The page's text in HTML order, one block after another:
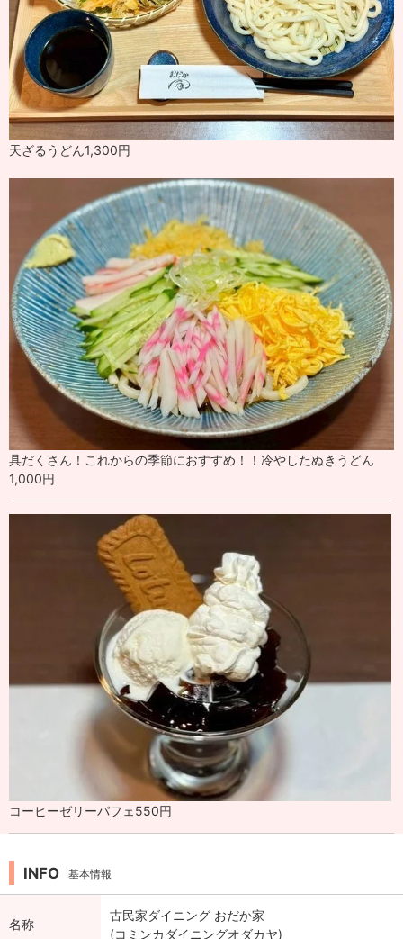
天ざるうどん1,300円
具だくさん！これからの季節におすすめ！！冷やしたぬきうどん
1,000円
コーヒーゼリーパフェ550円
INFO 基本情報
名称
古民家ダイニング おだか家
(コミンカダイニングオダカヤ)